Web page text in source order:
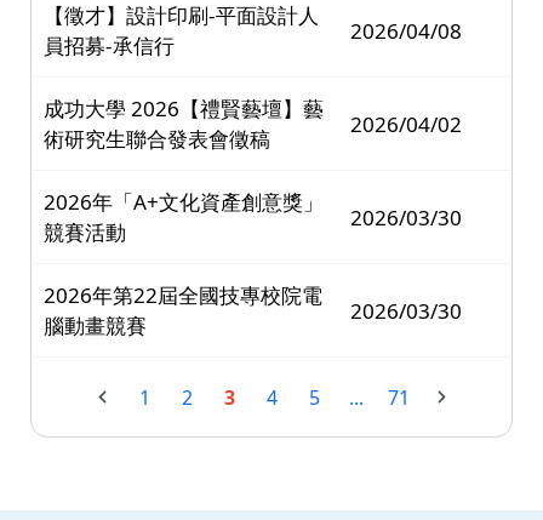
【徵才】設計印刷-平面設計人
員招募-承信行
2026/04/08
成功大學 2026【禮賢藝壇】藝
術研究生聯合發表會徵稿
2026/04/02
2026年「A+文化資產創意獎」
競賽活動
2026/03/30
2026年第22屆全國技專校院電
腦動畫競賽
2026/03/30
1 2 3 4 5 ... 71